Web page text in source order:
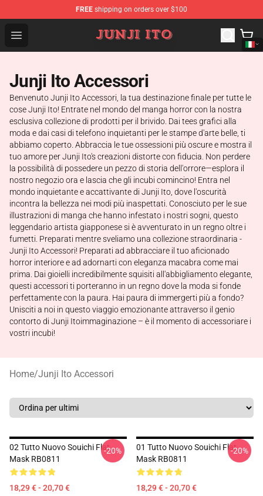
FREE shipping on orders over $100
Open menu
Junji Ito Store - Official Junji Ito Merchandise Shop
Junji Ito Accessori
Benvenuto Junji Ito Accessori, la tua destinazione finale per tutte le
cose Junji Ito! Entrate nel mondo del manga horror con la nostra
esclusiva collezione di prodotti per il brivido. Dai tees grafici alla
moda e dai casi di telefono inquietanti per le stampe d'arte belle, ti
abbiamo coperto. Abbraccia le tue ossessioni più oscure e mostra il
tuo amore per Junji Ito's creazioni distorte con fiducia. Non perdere
la possibilità di possedere un pezzo di storia dell'orrore—esplora il
nostro negozio ora e lascia che gli incubi comincino! Entra nel
mondo inquietante e accattivante di Junji Ito, dove l'oscurità
incontra la bellezza nei modi più inaspettati. Conosciuto per le sue
illustrazioni di manga che hanno infestato i nostri sogni, questo
leggendario artista giapponese si è avventurato in un regno oltre i
fumetti. Preparati mentre sveliamo una collezione straordinaria -
Junji Ito Accessori! Preparati ad abbracciare il tuo aficionado
horror interiore e ad adornarti con eleganza macabra come mai
prima. Dai gioielli incredibilmente squisiti all'abbigliamento elegante,
questi accessori ti porteranno in un regno dove la moda si fonde
perfettamente con la paura. Hai paura di immergerti più a fondo?
Unisciti a noi in questo viaggio emozionante attraverso il genio
contorto di Junji Itoimmaginazione – è il momento di accessoriare i
vostri incubi!
Home/Junji Ito Accessori
02 Tutto Nuovo Souichi Flat
Mask RB0811
18,29 € - 20,70 €
-20%
01 Tutto Nuovo Souichi Flat
Mask RB0811
18,29 € - 20,70 €
-20%